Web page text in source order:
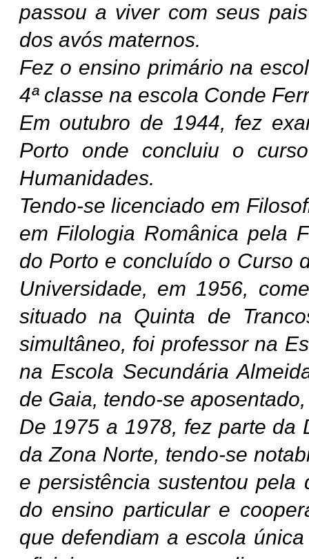
passou a viver com seus
dos avós maternos.
Fez o ensino primário na
4ª classe na escola Conde
Em outubro de 1944, fez
Porto onde concluiu o
Humanidades.
Tendo-se licenciado em
em Filologia Românica pela
do Porto e concluído o Curso
Universidade, em 1956,
situado na Quinta de
simultâneo, foi professor na
na Escola Secundária
de Gaia, tendo-se
De 1975 a 1978, fez parte da
da Zona Norte, tendo-se
e persistência sustentou pela
do ensino particular e
que defendiam a escola